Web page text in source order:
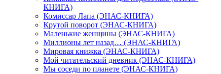
КНИГА)
Комиссар Лапа (ЭНАС-КНИГА)
Крутой поворот (ЭНАС-КНИГА)
Маленькие женщины (ЭНАС-КНИГА)
Миллионы лет назад… (ЭНАС-КНИГА)
Мировая книжка (ЭНАС-КНИГА)
Мой читательский дневник (ЭНАС-КНИГА)
Мы соседи по планете (ЭНАС-КНИГА)